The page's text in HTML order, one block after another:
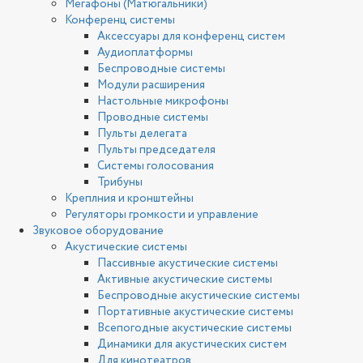
Мегафоны (Матюгальники)
Конференц системы
Аксессуары для конференц систем
Аудиоплатформы
Беспроводные системы
Модули расширения
Настольные микрофоны
Проводные системы
Пульты делегата
Пульты председателя
Системы голосования
Трибуны
Креплния и кронштейны
Регуляторы громкости и управление
Звуковое оборудование
Акустические системы
Пассивные акустические системы
Активные акустические системы
Беспроводные акустические системы
Портативные акустические системы
Всепогодные акустические системы
Динамики для акустических систем